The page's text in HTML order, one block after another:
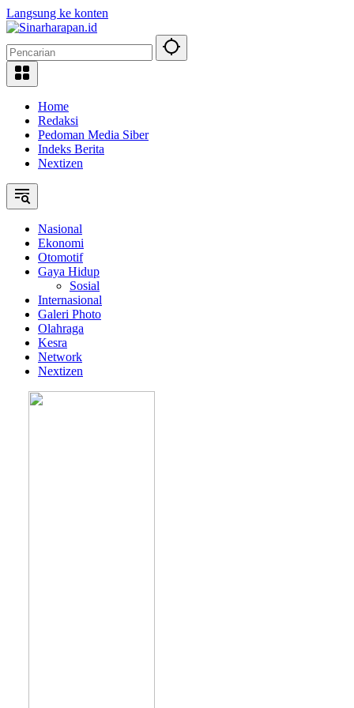
Langsung ke konten
Home
Redaksi
Pedoman Media Siber
Indeks Berita
Nextizen
Nasional
Ekonomi
Otomotif
Gaya Hidup
Sosial
Internasional
Galeri Photo
Olahraga
Kesra
Network
Nextizen